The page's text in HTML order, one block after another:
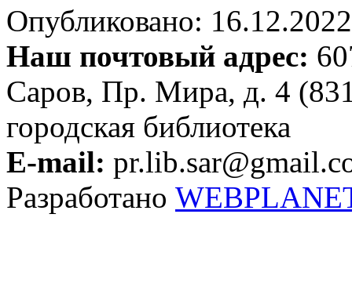
Опубликовано:
Наш почтовый адрес:
Саров, Пр. Мира, д. 4
городская библиотека
E-mail:
Разработано